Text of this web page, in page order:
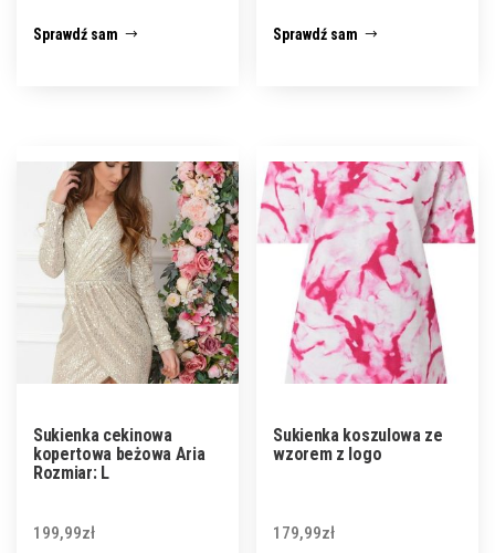
Sprawdź sam Sprawdź sam
Sukienka cekinowa
kopertowa beżowa Aria
Rozmiar: L
199,99zł
Sukienka koszulowa ze
wzorem z logo
179,99zł